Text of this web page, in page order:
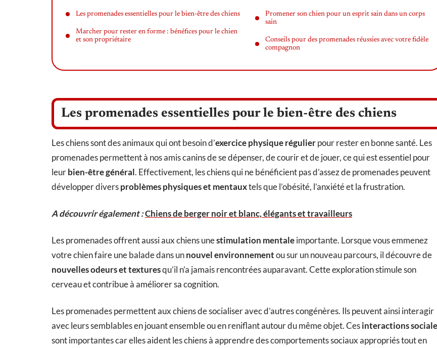
Les promenades essentielles pour le bien-être des chiens
Marcher pour rester en forme : bénéfices pour le chien
et son propriétaire
Promener son chien pour un esprit sain dans un corps
sain
Conseils pour des promenades réussies avec votre fidèle
compagnon
Les promenades essentielles pour le bien-être des chiens
Les chiens sont des animaux qui ont besoin d’exercice physique régulierpour rester en bonne santé. Les
promenades permettent à nos amis canins de se dépenser, de courir et de jouer, ce qui est essentiel pour
leurbien-être général. Effectivement, les chiens qui ne bénéficient pas d’assez de promenades peuvent
développer diversproblèmes physiques et mentauxtels que l’obésité, l’anxiété et la frustration.
A découvrir également :Chiens de berger noir et blanc, élégants et travailleurs
Les promenades offrent aussi aux chiens unestimulation mentaleimportante. Lorsque vous emmenez
votre chien faire une balade dans unnouvel environnementou sur un nouveau parcours, il découvre de
nouvelles odeurs et texturesqu’il n’a jamais rencontrées auparavant. Cette exploration stimule son
cerveau et contribue à améliorer sa cognition.
Les promenades permettent aux chiens de socialiser avec d’autres congénères. Ils peuvent ainsi interagir
avec leurs semblables en jouant ensemble ou en reniflant autour du même objet. Cesinteractions
sont importantes car elles aident les chiens à apprendre des comportements sociaux appropriés tout en